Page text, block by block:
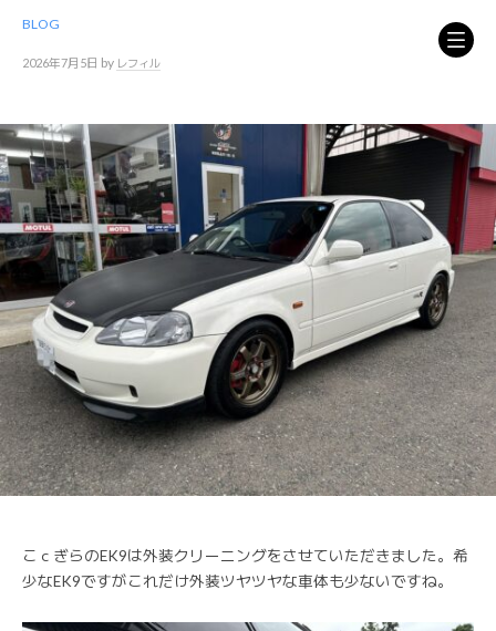
へ
ス
キ
ッ
プ
BLOG
2026年7月5日 by レフィル
こｃぎらのEK9は外装クリーニングをさせていただきました。希
少なEK9ですがこれだけ外装ツヤツヤな車体も少ないですね。